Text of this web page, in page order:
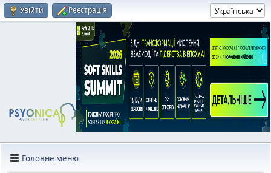
Увійти Реєстрація
Головне меню